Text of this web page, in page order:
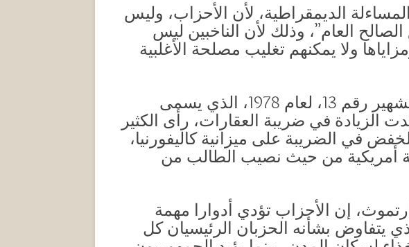
هي قوام المساءلة الديمقراطية، لأن الأحزاب، وليس
العام”، وذلك لأن الناخبين ليس
ولا يمكنهم تغليب مصلحة الأغلبية
ويضرب شابيرو وروزنبلوث مثالا على ذلك بمقترح كاليفورنيا الشهير رقم 13، لعام 1978، الذي يسمى
الزيادة في ضريبة العقارات، رأى الكثير
في الضريبة على ميزانية كاليفورنيا،
كاليفورنيا تكاد تحل في ذيل قائمة من 50 ولاية أمريكية من حيث نصيب الطالب من
إن الأحزاب تؤدي أدوارا مهمة
يتفاوض بشأنه الحزبان الرئيسيان كل